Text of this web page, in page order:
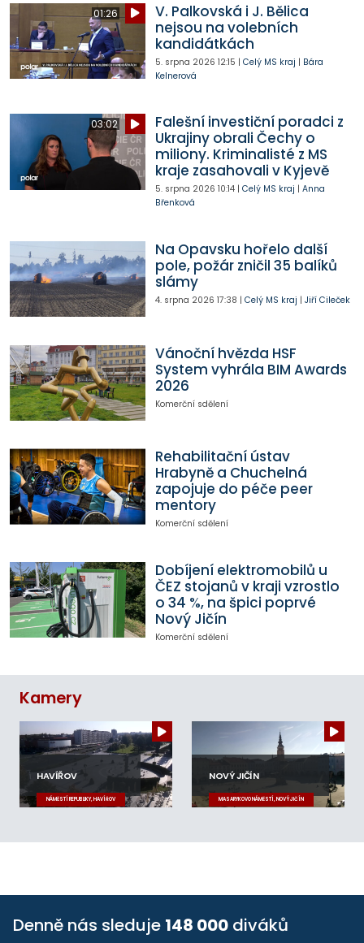
01:26
V. Palkovská i J. Bělica
nejsou na volebních
kandidátkách
5. srpna 2026 12:15 | Celý MS kraj | Bára
Kelnerová
03:02
Falešní investiční poradci z
Ukrajiny obrali Čechy o
miliony. Kriminalisté z MS
kraje zasahovali v Kyjevě
5. srpna 2026 10:14| Celý MS kraj | Anna
Břenková
Na Opavsku hořelo další
pole, požár zničil 35 balíků
slámy
4. srpna 2026 17:38 | Celý MS kraj | Jiří Cileček
Vánoční hvězda HSF
System vyhrála BIM Awards
2026
Komerční sdělení
Rehabilitační ústav
Hrabyně a Chuchelná
zapojuje do péče peer
mentory
Komerční sdělení
Dobíjení elektromobilů u
ČEZ stojanů v kraji vzrostlo
o 34 %, na špici poprvé
Nový Jičín
Komerční sdělení
Kamery
HAVÍŘOV
NÁMĚSTÍ REPUBLIKY, HAVÍŘOV
NOVÝ JIČÍN
MASARYKOVO NÁMĚSTÍ, NOVÝ JIČÍN
Denně nás sleduje 148 000 diváků